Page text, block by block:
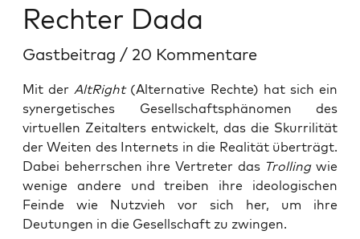
Rechter Dada
Gastbeitrag / 20 Kommentare
Mit derAltRight(Alternative Rechte) hat sich ein
synergetisches Gesellschaftsphänomen des
virtuellen Zeitalters entwickelt, das die Skurrilität
der Weiten des Internets in die Realität überträgt.
Dabei beherrschen ihre Vertreter das Trollingwie
wenige andere und treiben ihre ideologischen
Feinde wie Nutzvieh vor sich her, um ihre
Deutungen in die Gesellschaft zu zwingen.